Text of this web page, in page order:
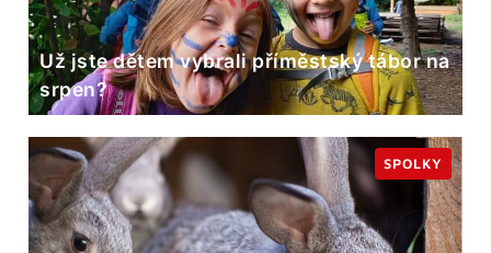
Už jste dětem vybrali příměstský tábor na
srpen?
SPOLKY